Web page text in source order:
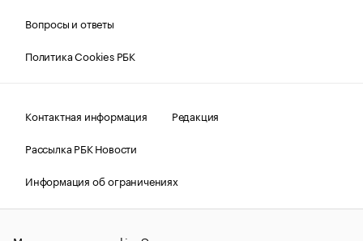
Вопросы и ответы
Политика Cookies РБК
Контактная информация
Редакция
Рассылка РБК Новости
Информация об ограничениях
Правовая информация
О соблюдении авторских прав